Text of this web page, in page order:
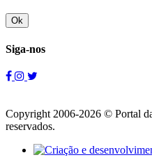
Ok
Siga-nos
Copyright 2006-2026 © Portal
reservados.